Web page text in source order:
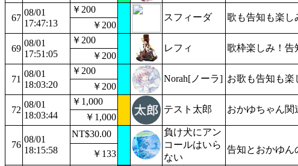
67
08/01
17:47:13
￥200
スフィーダ 歌も告知も楽し
￥200
69
08/01
17:51:05
￥200
レフィ 歌枠楽しみ！告
￥200
71
08/01
18:03:20
￥200
Norah[ノーラ] お歌も告知も楽
￥200
72
08/01
18:03:44
￥1,000
テスト太郎 おかゆちゃん関
￥1,000
76
08/01
18:15:58
NT$30.00
負け犬にアン
コールはいら
ない
告知とおかゆん
￥133